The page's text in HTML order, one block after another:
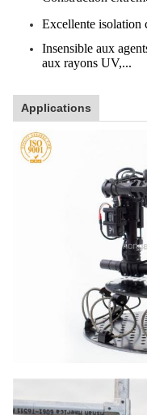
Excellente isolation
Insensible aux
aux rayons UV,...
Applications